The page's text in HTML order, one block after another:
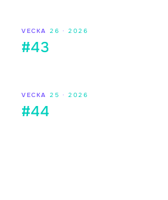
VECKA 26 · 2026
#43
VECKA 25 · 2026
#44